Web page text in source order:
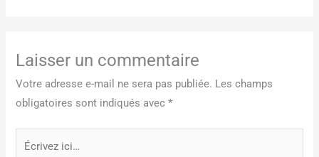
Laisser un commentaire
Votre adresse e-mail ne sera pas publiée. Les champs
obligatoires sont indiqués avec*
Écrivez